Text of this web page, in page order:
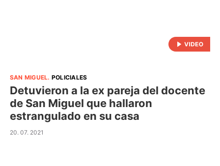
SAN MIGUEL. POLICIALES
Detuvieron a la ex pareja del docente
de San Miguel que hallaron
estrangulado en su casa
20. 07. 2021